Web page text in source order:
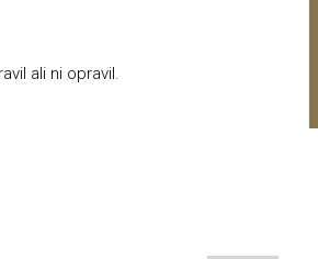
ali ni opravil.